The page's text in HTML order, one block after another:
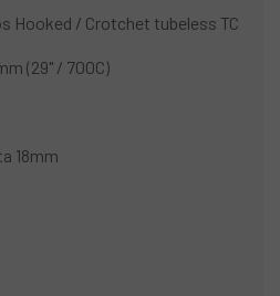
Hooked / Crotchet tubeless TC
(29" / 700C)
18mm